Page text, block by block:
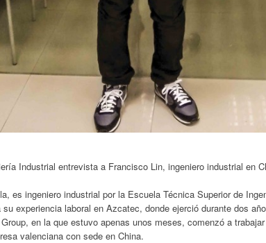
Industrial entrevista a Francisco Lin, ingeniero industrial en
es ingeniero industrial por la Escuela Técnica Superior de
experiencia laboral en Azcatec, donde ejerció durante dos
en la que estuvo apenas unos meses, comenzó a
valenciana con sede en China.